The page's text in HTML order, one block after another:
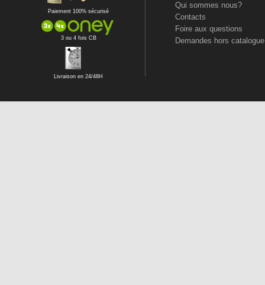
Paiement 100% sécurisé
3 ou 4 fois CB
Livraison en 24/48H
Qui sommes nous?
Contacts
Foire aux questions
Demandes hors catalogue